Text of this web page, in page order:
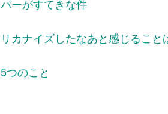
ーがすてきな件
ナイズしたなあと感じること
つのこと